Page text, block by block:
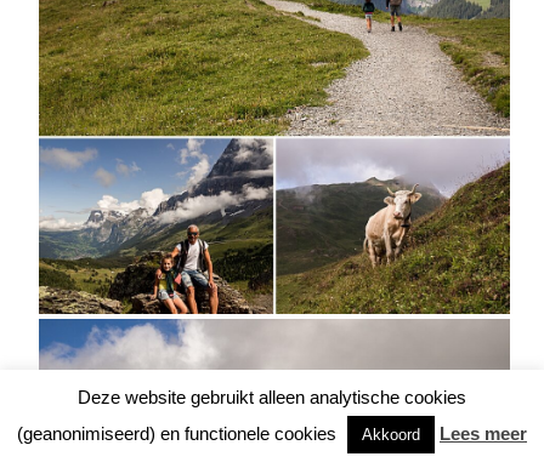
Deze website gebruikt alleen analytische cookies
(geanonimiseerd) en functionele cookies
Akkoord Lees meer